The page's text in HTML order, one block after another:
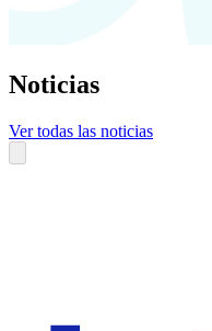
Noticias
Ver todas las noticias